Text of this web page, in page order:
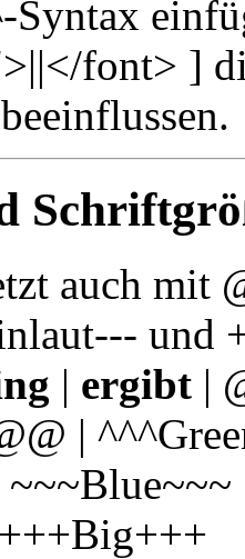
Syntax
font> ]
auch mit
und
| ergibt |
|